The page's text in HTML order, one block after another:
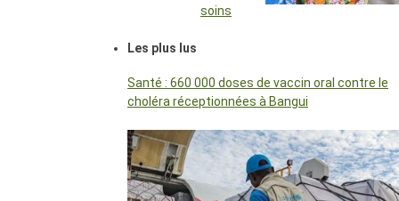
soins
Les plus lus
Santé : 660 000 doses de vaccin oral contre le
choléra réceptionnées à Bangui